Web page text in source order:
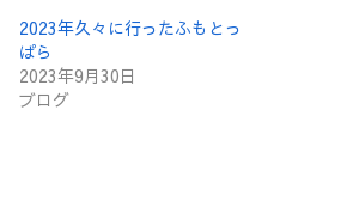
2023年久々に行ったふもとっ
ぱら
2023年9月30日
ブログ